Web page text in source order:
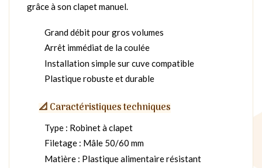
grâce à son clapet manuel.
Grand débit pour gros volumes
Arrêt immédiat de la coulée
Installation simple sur cuve compatible
Plastique robuste et durable
📐 Caractéristiques techniques
Type : Robinet à clapet
Filetage : Mâle 50/60 mm
Matière : Plastique alimentaire résistant